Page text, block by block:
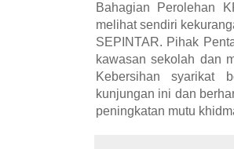
Bahagian Perolehan
melihat sendiri
SEPINTAR. Pihak
kawasan sekolah dan
Kebersihan syarikat
kunjungan ini dan
peningkatan mutu